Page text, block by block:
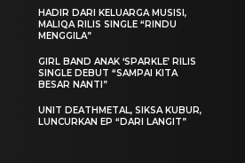
HADIR DARI KELUARGA MUSISI,
MALIQA RILIS SINGLE “RINDU
MENGGILA”
GIRL BAND ANAK ‘SPARKLE’ RILIS
SINGLE DEBUT “SAMPAI KITA
BESAR NANTI”
UNIT DEATHMETAL, SIKSA KUBUR,
LUNCURKAN EP “DARI LANGIT”